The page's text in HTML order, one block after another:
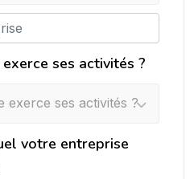
ses activités ?
exerce ses activités ?
votre entreprise